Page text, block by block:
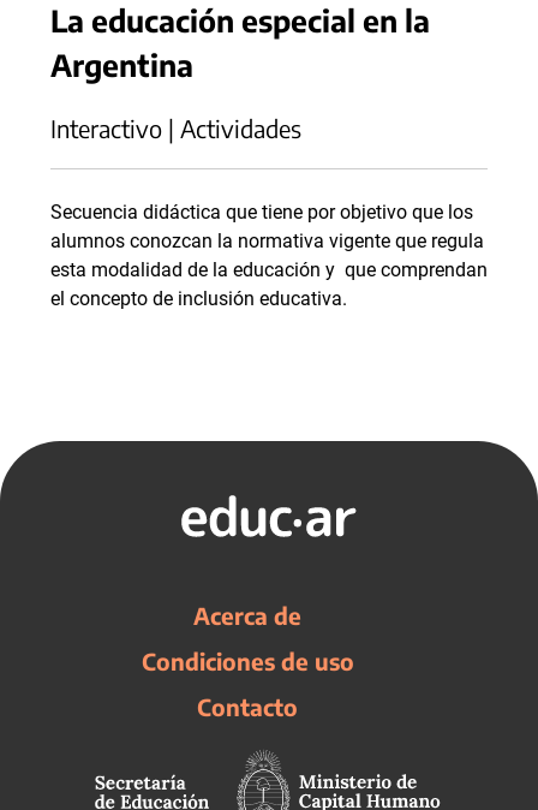
La educación especial en la
Argentina
Interactivo | Actividades
Secuencia didáctica que tiene por objetivo que los
alumnos conozcan la normativa vigente que regula
esta modalidad de la educación y que comprendan
el concepto de inclusión educativa.
Acerca de
Condiciones de uso
Contacto